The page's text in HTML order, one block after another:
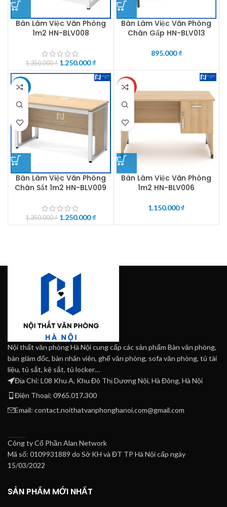
Bàn Làm Việc Văn Phòng
1m2 HN-BLV008
1.350.000₫ 1.250.000₫
Bàn Làm Việc Văn Phòng
Chân Gấp HN-BLV013
895.000₫
-7%
Bàn Làm Việc Văn Phòng
Chân Sắt 1m2 HN-BLV009
1.350.000₫ 1.250.000₫
HOT
Bàn Làm Việc Văn Phòng
1m2 HN-BLV006
1.150.000₫
Nội thất văn phòng Hà Nội cung cấp các sản phẩm Bàn văn phòng,
bàn giám đốc, bàn nhân viên, ghế văn phòng, sofa văn phòng, tủ tài
liệu, tủ sắt, kệ sắt, tủ locker…
Địa Chỉ: L08 Khu A, Khu Đô Thị Dương Nội, Hà Đông, Hà Nội
Điện Thoại: 0965.017.300
Email: contact.noithatvanphonghanoi.com@gmail.com
Công ty Cổ Phần Alan Network
Mã số: 0109931889 do Sở KH và ĐT TP Hà Nội cấp ngày
15/03/2022
SẢN PHẨM MỚI NHẤT